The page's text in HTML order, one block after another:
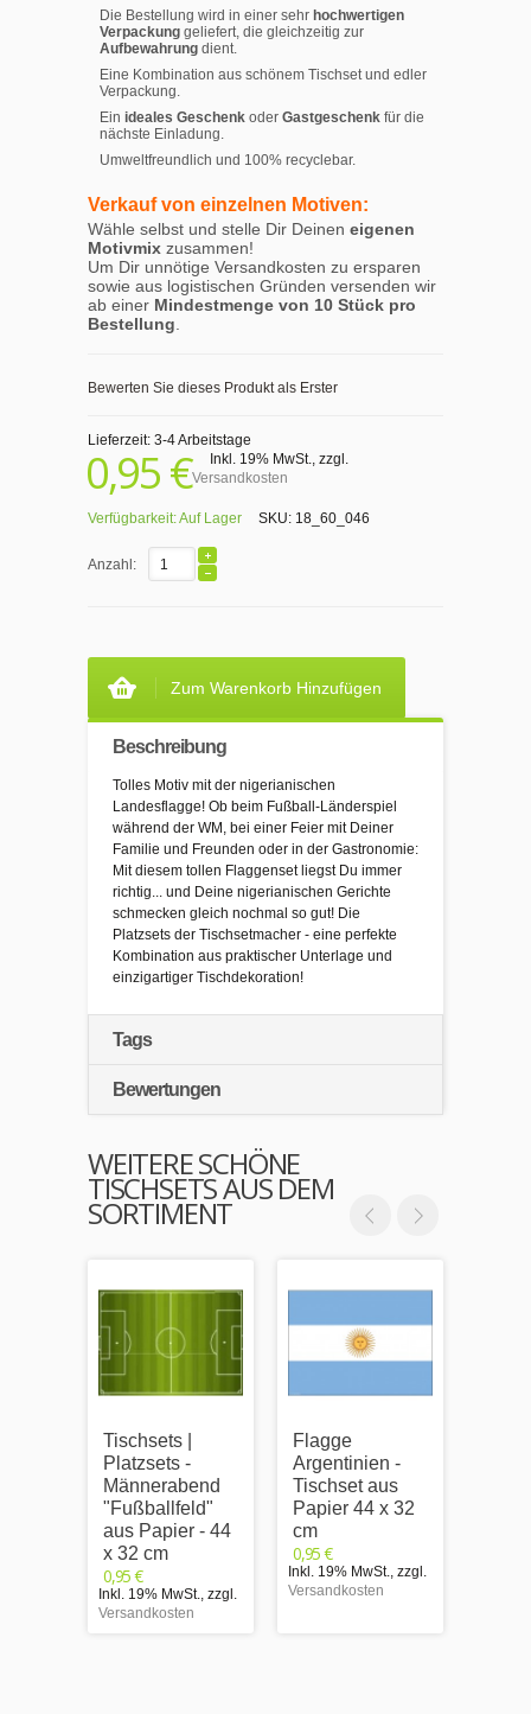
Die Bestellung wird in einer sehr hochwertigen
Verpackung geliefert, die gleichzeitig zur
Aufbewahrung dient.
Eine Kombination aus schönem Tischset und edler
Verpackung.
Ein ideales Geschenk oder Gastgeschenk für die
nächste Einladung.
Umweltfreundlich und 100% recyclebar.
Verkauf von einzelnen Motiven:
Wähle selbst und stelle Dir Deinen eigenen
Motivmix zusammen!
Um Dir unnötige Versandkosten zu ersparen
sowie aus logistischen Gründen versenden wir
ab einer Mindestmenge von 10 Stück pro
Bestellung.
Bewerten Sie dieses Produkt als Erster
Lieferzeit: 3-4 Arbeitstage
0,95 € Inkl. 19% MwSt., zzgl.
Versandkosten
Verfügbarkeit:Auf Lager SKU: 18_60_046
Anzahl:
Zum Warenkorb Hinzufügen
Beschreibung
Tolles Motiv mit der nigerianischen
Landesflagge! Ob beim Fußball-Länderspiel
während der WM, bei einer Feier mit Deiner
Familie und Freunden oder in der Gastronomie:
Mit diesem tollen Flaggenset liegst Du immer
richtig... und Deine nigerianischen Gerichte
schmecken gleich nochmal so gut! Die
Platzsets der Tischsetmacher - eine perfekte
Kombination aus praktischer Unterlage und
einzigartiger Tischdekoration!
Tags
Bewertungen
WEITERE SCHÖNE
TISCHSETS AUS DEM
SORTIMENT
Tischsets |
Platzsets -
Männerabend
"Fußballfeld"
aus Papier - 44
x 32 cm
0,95 €
Inkl. 19% MwSt., zzgl.
Versandkosten
Flagge
Argentinien -
Tischset aus
Papier 44 x 32
cm
0,95 €
Inkl. 19% MwSt., zzgl.
Versandkosten